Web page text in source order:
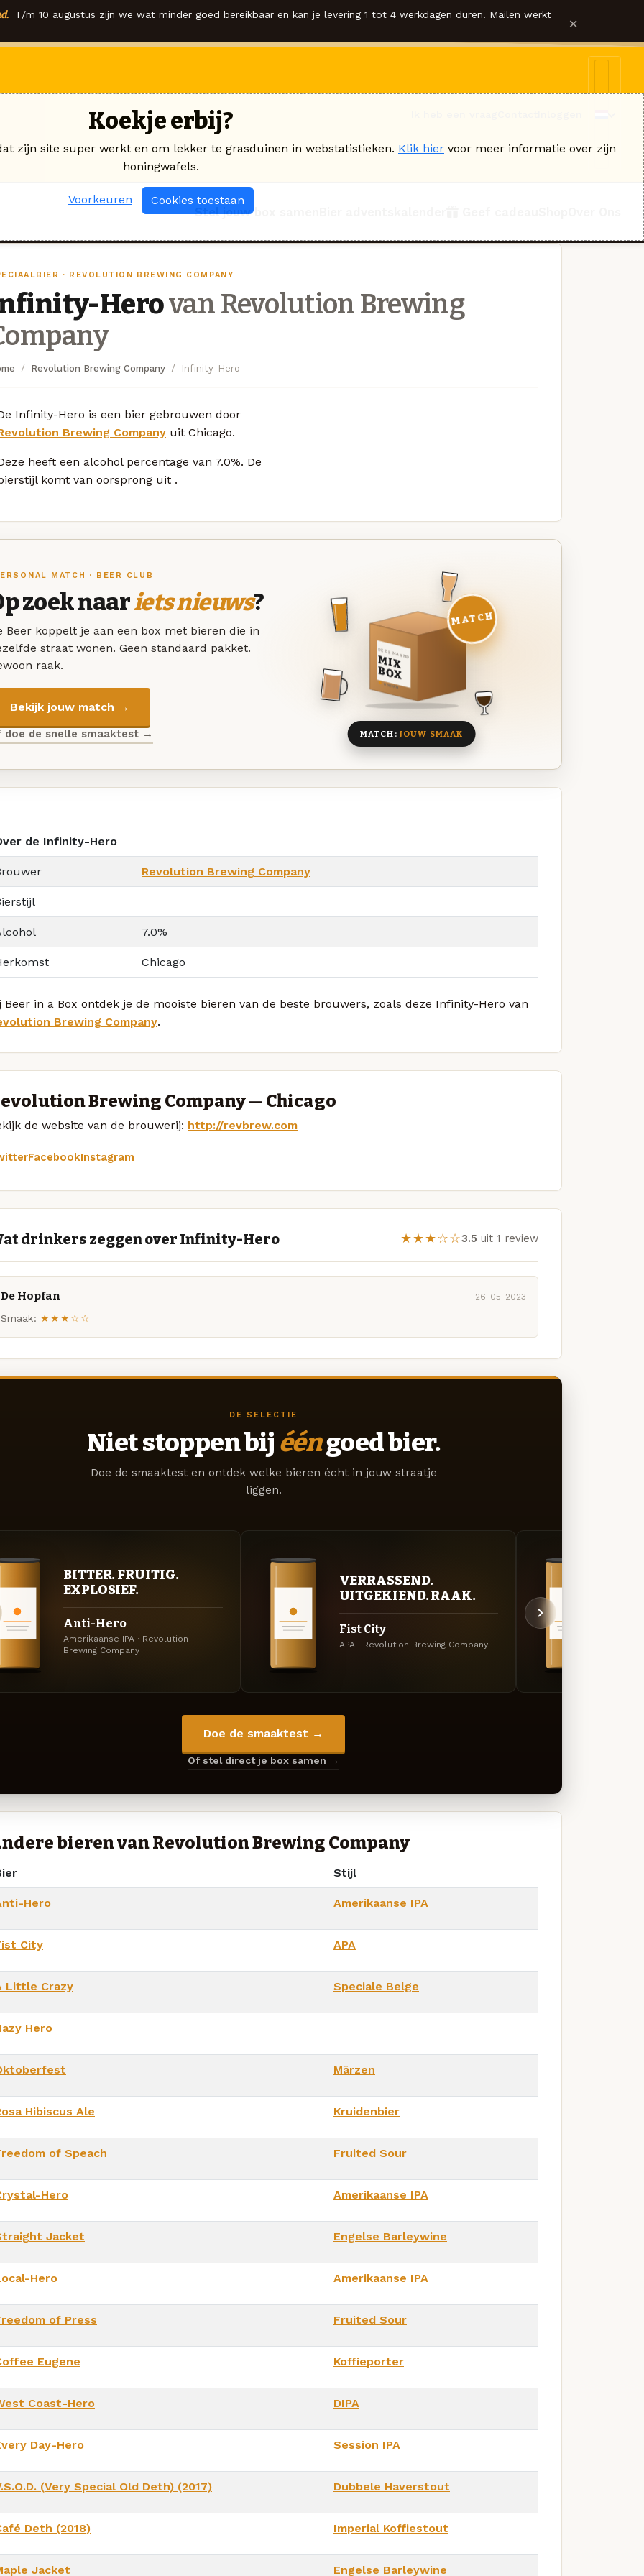
T/m 10 augustus zijn we wat minder goed bereikbaar en kan je levering 1 tot 4 werkdagen duren. Mailen werkt ×
Stel jouw box samen
· REVOLUTION BREWING COMPANY
Herovan Revolution Brewing
Revolution Brewing Company Infinity-Hero
Infinity-Hero is een bier gebrouwen door
Brewing Company uit Chicago.
heeft een alcohol percentage van 7.0%. De
komt van oorsprong uit .
MATCH · BEER CLUB
zoek naariets nieuws?
Beer koppelt je aan een box met bieren die in
straat wonen. Geen standaard pakket.
raak.
Bekijk jouw match →
doe de snelle smaaktest →
DEZE MAAND
MIX
BOX
8 BIEREN
MATCH
MATCH: JOUW SMAAK
de Infinity-Hero
Revolution Brewing Company
7.0%
Chicago
Beer in a Box ontdek je de mooiste bieren van de beste brouwers, zoals deze Infinity-Hero van
Brewing Company.
Brewing Company — Chicago
de website van de brouwerij: http://revbrew.com
FacebookInstagram
drinkers zeggen over Infinity-Hero ★★★☆☆3.5 uit 1 review
De Hopfan 26-05-2023
Smaak: ★★★☆☆
DE SELECTIE
Niet stoppen bij ééngoed bier.
Doe de smaaktest en ontdek welke bieren écht in jouw straatje
liggen.
BITTER. FRUITIG.
EXPLOSIEF.
Anti-Hero
Amerikaanse IPA · Revolution
Brewing Company
VERRASSEND.
UITGEKIEND. RAAK.
Fist City
APA · Revolution Brewing Company
Doe de smaaktest →
Of stel direct je box samen →
bieren van Revolution Brewing Company
Stijl
Hero Amerikaanse IPA
City APA
Little Crazy Speciale Belge
Hero
Märzen
Hibiscus Ale Kruidenbier
of Speach Fruited Sour
Hero Amerikaanse IPA
Jacket Engelse Barleywine
Hero Amerikaanse IPA
of Press Fruited Sour
Eugene Koffieporter
Coast-Hero DIPA
Day-Hero Session IPA
(Very Special Old Deth) (2017) Dubbele Haverstout
Deth (2018) Imperial Koffiestout
Jacket Engelse Barleywine
Koekje erbij?
zijn site super werkt en om lekker te grasduinen in webstatistieken. Klik hier voor meer informatie over zijn
honingwafels.
Voorkeuren Cookies toestaan